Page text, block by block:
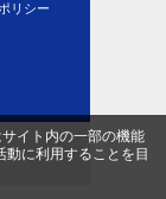
リシー
イト内の一部の機能
動に利用することを目